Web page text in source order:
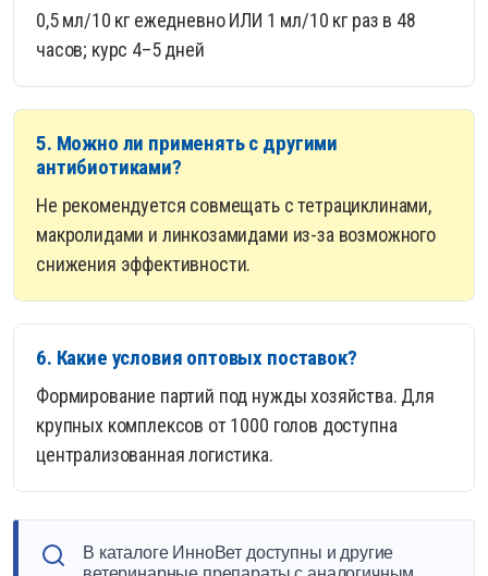
0,5 мл/10 кг ежедневно ИЛИ 1 мл/10 кг раз в 48
часов; курс 4–5 дней
5. Можно ли применять с другими
антибиотиками?
Не рекомендуется совмещать с тетрациклинами,
макролидами и линкозамидами из-за возможного
снижения эффективности.
6. Какие условия оптовых поставок?
Формирование партий под нужды хозяйства. Для
крупных комплексов от 1000 голов доступна
централизованная логистика.
В каталоге ИнноВет доступны и другие